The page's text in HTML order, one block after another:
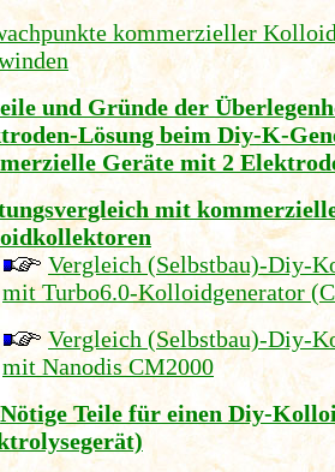
kommerzieller
und Gründe der
Lösung beim Diy-K-
Geräte mit 2
mit
Vergleich (Selbstbau)-Diy-
mit Turbo6.0-Kolloidgenerator
Vergleich (Selbstbau)-Diy-
mit Nanodis CM2000
Nötige Teile für einen Diy-